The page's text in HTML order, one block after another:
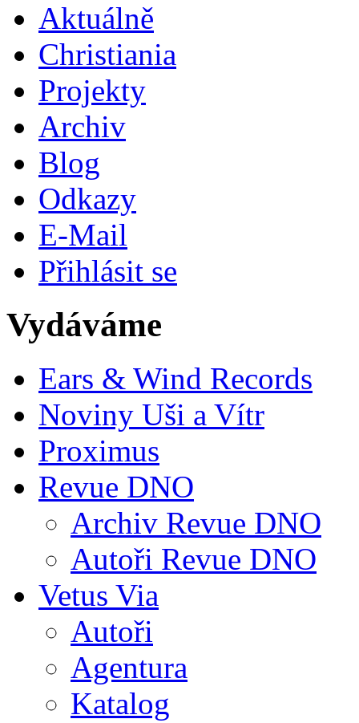
Aktuálně
Christiania
Projekty
Archiv
Blog
Odkazy
E-Mail
Přihlásit se
Vydáváme
Ears & Wind Records
Noviny Uši a Vítr
Proximus
Revue DNO
Archiv Revue DNO
Autoři Revue DNO
Vetus Via
Autoři
Agentura
Katalog